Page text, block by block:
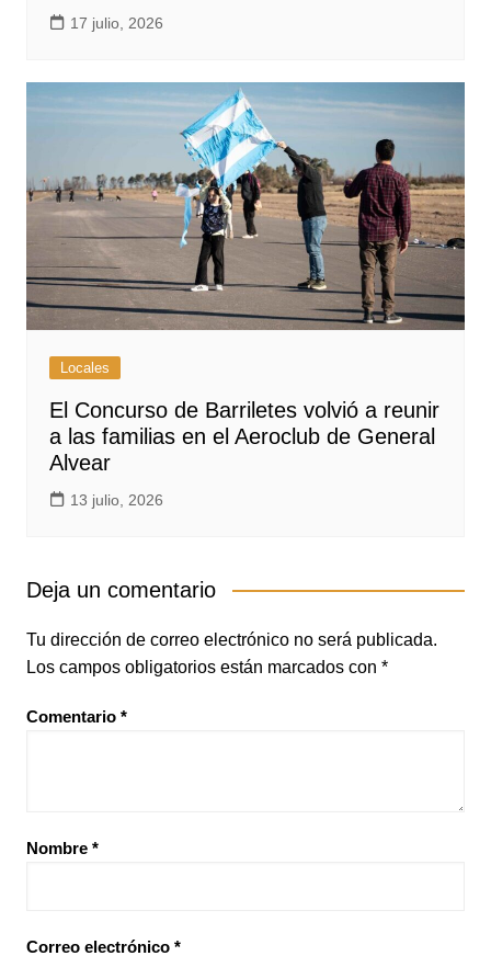
17 julio, 2026
Locales
El Concurso de Barriletes volvió a reunir
a las familias en el Aeroclub de General
Alvear
13 julio, 2026
Deja un comentario
Tu dirección de correo electrónico no será publicada.
Los campos obligatorios están marcados con *
Comentario *
Nombre *
Correo electrónico *